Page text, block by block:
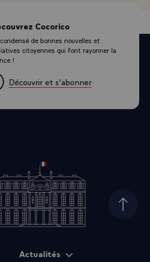
Cocorico
de bonnes nouvelles et
citoyennes qui font rayonner la
!
Découvrir et s'abonner
Haut
Actualités